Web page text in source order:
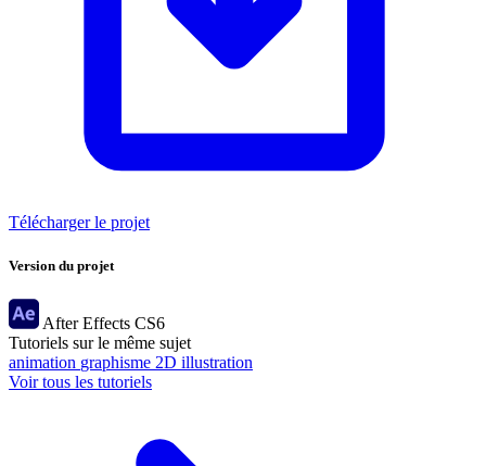
Télécharger le projet
Version du projet
After Effects CS6
Tutoriels sur le même sujet
animation graphisme 2D illustration
Voir tous les tutoriels